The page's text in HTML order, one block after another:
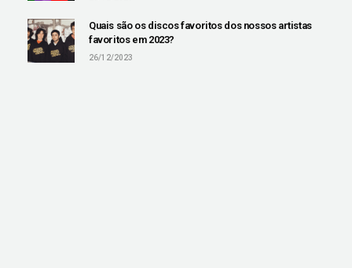
Quais são os discos favoritos dos nossos artistas
favoritos em 2023?
26/12/2023